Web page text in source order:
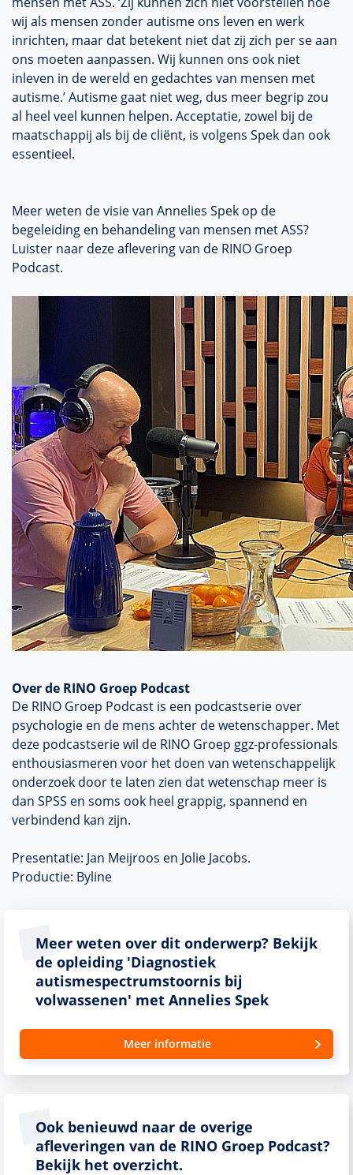
wij als mensen zonder autisme ons leven en werk
inrichten, maar dat betekent niet dat zij zich per se aan
ons moeten aanpassen. Wij kunnen ons ook niet
inleven in de wereld en gedachtes van mensen met
autisme.’ Autisme gaat niet weg, dus meer begrip zou
al heel veel kunnen helpen. Acceptatie, zowel bij de
maatschappij als bij de cliënt, is volgens Spek dan ook
essentieel.
Meer weten de visie van Annelies Spek op de
begeleiding en behandeling van mensen met ASS?
Luister naar deze aflevering van de RINO Groep
Podcast.
Over de RINO Groep Podcast
De RINO Groep Podcast is een podcastserie over
psychologie en de mens achter de wetenschapper. Met
deze podcastserie wil de RINO Groep ggz-professionals
enthousiasmeren voor het doen van wetenschappelijk
onderzoek door te laten zien dat wetenschap meer is
dan SPSS en soms ook heel grappig, spannend en
verbindend kan zijn.
Presentatie: Jan Meijroos en Jolie Jacobs.
Productie: Byline
Meer weten over dit onderwerp? Bekijk
de opleiding 'Diagnostiek
autismespectrumstoornis bij
volwassenen' met Annelies Spek
Meer informatie
Ook benieuwd naar de overige
afleveringen van de RINO Groep Podcast?
Bekijk het overzicht.